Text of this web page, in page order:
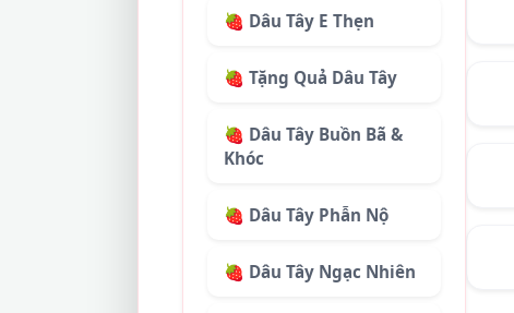
🍓 Dâu Tây E Thẹn
🍓 Tặng Quả Dâu Tây
🍓 Dâu Tây Buồn Bã &
Khóc
🍓 Dâu Tây Phẫn Nộ
🍓 Dâu Tây Ngạc Nhiên